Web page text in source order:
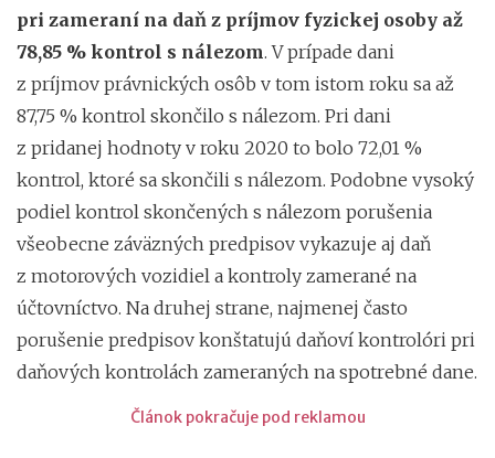
pri zameraní na daň z príjmov fyzickej osoby až
78,85 % kontrol s nálezom. V prípade dani
z príjmov právnických osôb v tom istom roku sa až
87,75 % kontrol skončilo s nálezom. Pri dani
z pridanej hodnoty v roku 2020 to bolo 72,01 %
kontrol, ktoré sa skončili s nálezom. Podobne vysoký
podiel kontrol skončených s nálezom porušenia
všeobecne záväzných predpisov vykazuje aj daň
z motorových vozidiel a kontroly zamerané na
účtovníctvo. Na druhej strane, najmenej často
porušenie predpisov konštatujú daňoví kontrolóri pri
daňových kontrolách zameraných na spotrebné dane.
Článok pokračuje pod reklamou